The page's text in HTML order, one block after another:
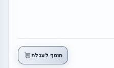
הוסף לעגלה